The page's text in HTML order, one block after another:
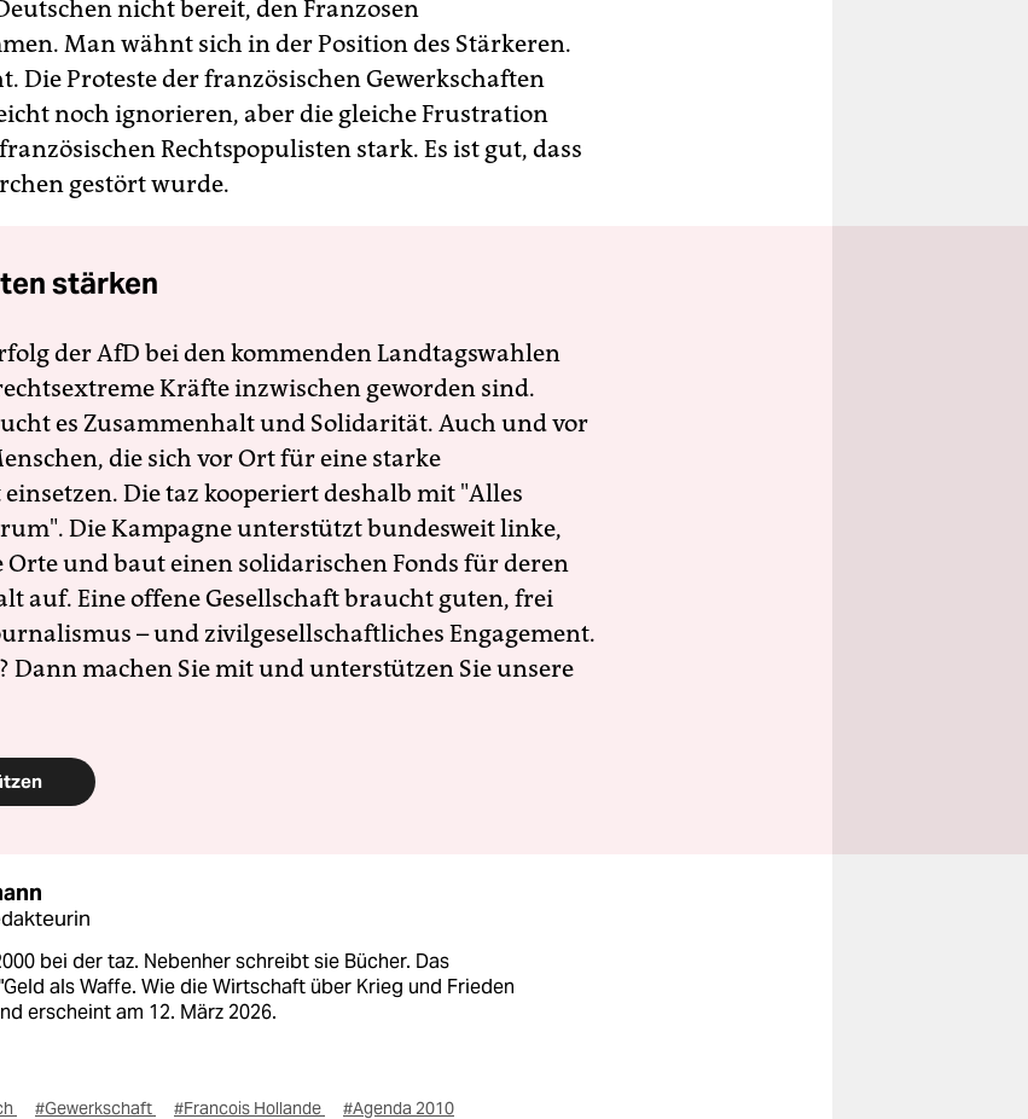
nicht bereit, den Franzosen
Man wähnt sich in der Position des Stärkeren.
Die Proteste der französischen Gewerkschaften
noch ignorieren, aber die gleiche Frustration
Rechtspopulisten stark. Es ist gut, dass
gestört wurde.
stärken
der AfD bei den kommenden Landtagswahlen
Kräfte inzwischen geworden sind.
es Zusammenhalt und Solidarität. Auch und vor
die sich vor Ort für eine starke
Die taz kooperiert deshalb mit "Alles
Die Kampagne unterstützt bundesweit linke,
Orte und baut einen solidarischen Fonds für deren
auf. Eine offene Gesellschaft braucht guten, frei
– und zivilgesellschaftliches Engagement.
Dann machen Sie mit und unterstützen Sie unsere
bei der taz. Nebenher schreibt sie Bücher. Das
als Waffe. Wie die Wirtschaft über Krieg und Frieden
erscheint am 12. März 2026.
#Gewerkschaft #Francois Hollande #Agenda 2010